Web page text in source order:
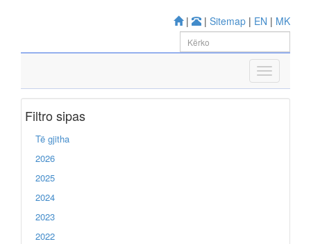
| | Sitemap | EN | MK
Filtro sipas
Të gjitha
2026
2025
2024
2023
2022